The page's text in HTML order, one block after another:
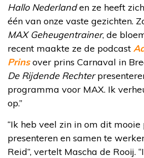
Hallo Nederlanden ze heeft
één van onze vaste gezichten.
MAX Geheugentrainer, de
recent maakte ze de podcast
Prinsover prins Carnaval in
De Rijdende Rechter
programma voor MAX. Ik
op.”
“Ik heb veel zin in om dit
presenteren en samen te
Reid”, vertelt Mascha de Rooij.